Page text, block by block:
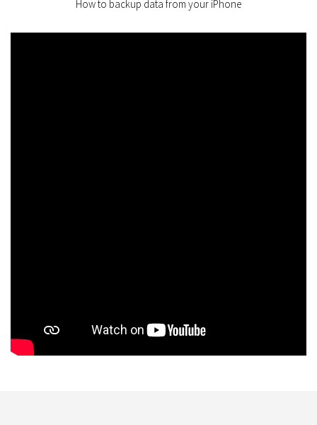
How to backup data from your iPhone